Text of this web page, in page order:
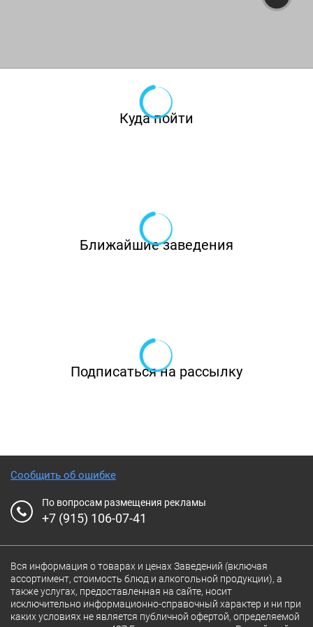
щечки длительного томления с трюфельным
пюре, свежая паста ручной работы разной
масти — от «Карбонары» в аутентичном соусе
на желтках до равиоли с морепродуктами.
прохладным пломбиром.
пышных оладий со взбитым кремом из кофе
и вареной сгущенки.
провести деловой обед, а вечером отметить
свадьбу или день рождения в кругу близких.
ресторана с радостью поможет с
организацией любых мероприятий, продумает
сценарий, подберет декор, найдет артистов и
Куда пойти
Ближайшие заведения
Подписаться на рассылку
Сообщить об ошибке
По вопросам размещения рекламы
+7 (915) 106-07-41
Вся информация о товарах и ценах Заведений (включая
ассортимент, стоимость блюд и алкогольной продукции), а
также услугах, предоставленная на сайте, носит
исключительно информационно-справочный характер и ни при
каких условиях не является публичной офертой, определяемой